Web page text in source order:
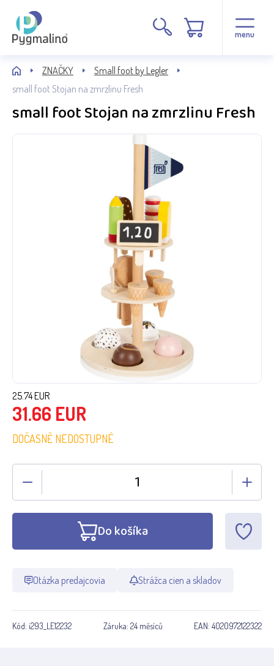
menu
ZNAČKY
Small foot by Legler
small foot Stojan na zmrzlinu Fresh
small foot Stojan na zmrzlinu Fresh
25.74EUR
31.66 EUR
DOČASNĚ NEDOSTUPNÉ
Do košíka
Otázka predajcovia Strážca cien a skladov
Kód: i293_LE12232 Záruka: 24 měsíců EAN: 4020972122322